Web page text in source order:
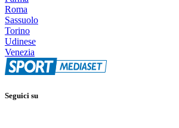
Roma
Sassuolo
Torino
Udinese
Venezia
Seguici su